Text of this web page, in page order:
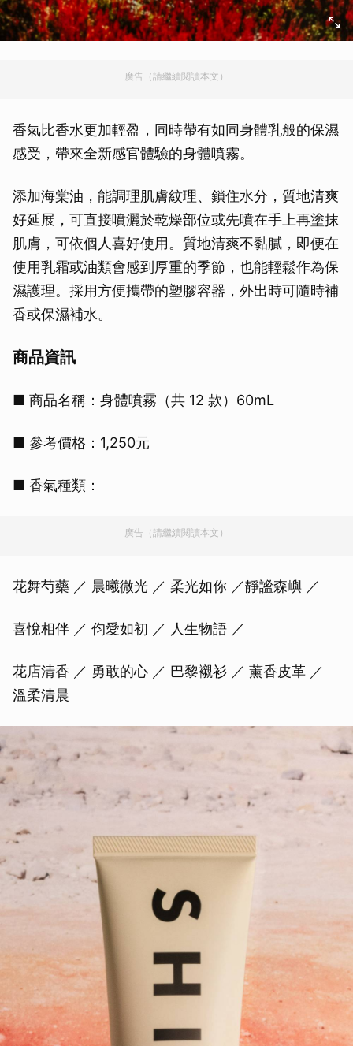
廣告（請繼續閱讀本文）
香氣比香水更加輕盈，同時帶有如同身體乳般的保濕
感受，帶來全新感官體驗的身體噴霧。
添加海棠油，能調理肌膚紋理、鎖住水分，質地清爽
好延展，可直接噴灑於乾燥部位或先噴在手上再塗抹
肌膚，可依個人喜好使用。質地清爽不黏膩，即便在
使用乳霜或油類會感到厚重的季節，也能輕鬆作為保
濕護理。採用方便攜帶的塑膠容器，外出時可隨時補
香或保濕補水。
商品資訊
■ 商品名稱：身體噴霧（共 12 款）60mL
■ 參考價格：1,250元
■ 香氣種類：
廣告（請繼續閱讀本文）
花舞芍藥 ／ 晨曦微光 ／ 柔光如你 ／靜謐森嶼 ／
喜悅相伴 ／ 伨愛如初 ／ 人生物語 ／
花店清香 ／ 勇敢的心 ／ 巴黎襯衫 ／ 薰香皮革 ／
溫柔清晨